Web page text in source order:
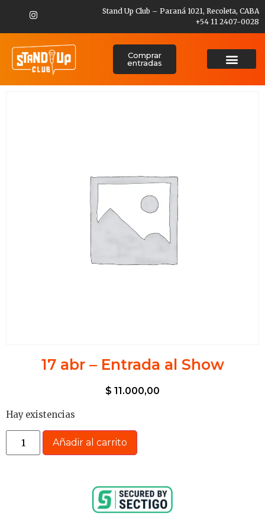
Stand Up Club – Paraná 1021, Recoleta, CABA
+54 11 2407-0028
Comprar
entradas
17 abr – Entrada al Show
$ 11.000,00
Hay existencias
Añadir al carrito